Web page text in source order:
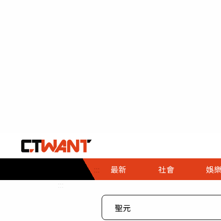
::: 最新 社會
社會首頁
時事
娛樂
娛樂首頁
即時
專題
財經首頁
熱線
３Ｃ
政